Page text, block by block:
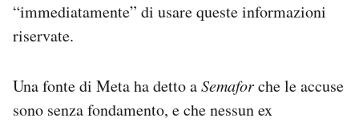
“immediatamente” di usare queste informazioni
riservate.
Una fonte di Meta ha detto aSemaforche le accuse
sono senza fondamento, e che nessun ex